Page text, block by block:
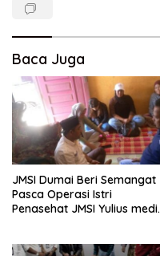
Baca Juga
JMSI Dumai Beri Semangat
Pasca Operasi Istri
Penasehat JMSI Yulius medi.